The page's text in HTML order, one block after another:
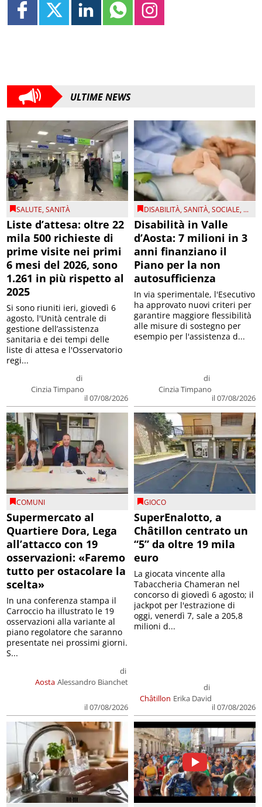
ULTIME NEWS
SALUTE,SANITÀ
Liste d’attesa: oltre 22
mila 500 richieste di
prime visite nei primi
6 mesi del 2026, sono
1.261 in più rispetto al
2025
di
Cinzia Timpano
il 07/08/2026
Si sono riuniti ieri, giovedì 6
agosto, l'Unità centrale di
gestione dell’assistenza
sanitaria e dei tempi delle
liste di attesa e l'Osservatorio
regi...
DISABILITÀ,SANITÀ,SOCIALE, ...
Disabilità in Valle
d’Aosta: 7 milioni in 3
anni finanziano il
Piano per la non
autosufficienza
di
Cinzia Timpano
il 07/08/2026
In via sperimentale, l'Esecutivo
ha approvato nuovi criteri per
garantire maggiore flessibilità
alle misure di sostegno per
esempio per l'assistenza d...
COMUNI
Supermercato al
Quartiere Dora, Lega
all’attacco con 19
osservazioni: «Faremo
tutto per ostacolare la
scelta»
Aosta
di
Alessandro Bianchet
il 07/08/2026
In una conferenza stampa il
Carroccio ha illustrato le 19
osservazioni alla variante al
piano regolatore che saranno
presentate nei prossimi giorni.
S...
GIOCO
SuperEnalotto, a
Châtillon centrato un
“5” da oltre 19 mila
euro
Châtillon
di
Erika David
il 07/08/2026
La giocata vincente alla
Tabaccheria Chameran nel
concorso di giovedì 6 agosto; il
jackpot per l'estrazione di
oggi, venerdì 7, sale a 205,8
milioni d...